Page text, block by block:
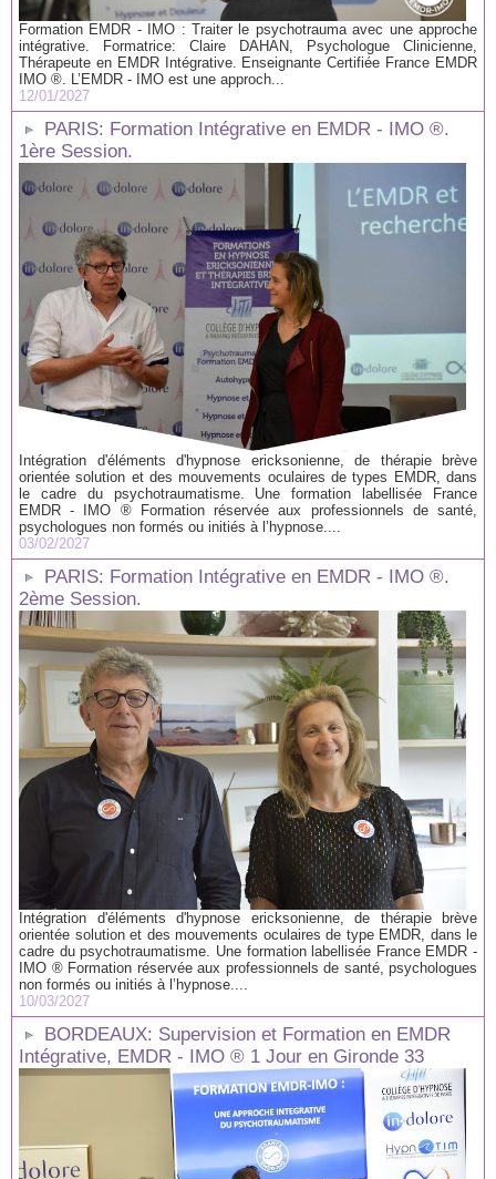
Formation EMDR - IMO : Traiter le psychotrauma avec une approche
intégrative. Formatrice: Claire DAHAN, Psychologue Clinicienne,
Thérapeute en EMDR Intégrative. Enseignante Certifiée France EMDR
IMO ®. L’EMDR - IMO est une approch...
12/01/2027
PARIS: Formation Intégrative en EMDR - IMO ®.
1ère Session.
Intégration d'éléments d'hypnose ericksonienne, de thérapie brève
orientée solution et des mouvements oculaires de types EMDR, dans
le cadre du psychotraumatisme. Une formation labellisée France
EMDR - IMO ® Formation réservée aux professionnels de santé,
psychologues non formés ou initiés à l’hypnose....
03/02/2027
PARIS: Formation Intégrative en EMDR - IMO ®.
2ème Session.
Intégration d'éléments d'hypnose ericksonienne, de thérapie brève
orientée solution et des mouvements oculaires de type EMDR, dans le
cadre du psychotraumatisme. Une formation labellisée France EMDR -
IMO ® Formation réservée aux professionnels de santé, psychologues
non formés ou initiés à l’hypnose....
10/03/2027
BORDEAUX: Supervision et Formation en EMDR
Intégrative, EMDR - IMO ® 1 Jour en Gironde 33